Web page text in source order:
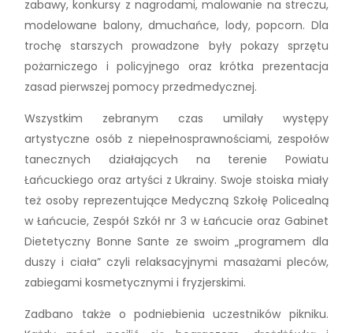
zabawy, konkursy z nagrodami, malowanie na streczu,
modelowane balony, dmuchańce, lody, popcorn. Dla
trochę starszych prowadzone były pokazy sprzętu
pożarniczego i policyjnego oraz krótka prezentacja
zasad pierwszej pomocy przedmedycznej.
Wszystkim zebranym czas umilały występy
artystyczne osób z niepełnosprawnościami, zespołów
tanecznych działających na terenie Powiatu
Łańcuckiego oraz artyści z Ukrainy. Swoje stoiska miały
też osoby reprezentujące Medyczną Szkołę Policealną
w Łańcucie, Zespół Szkół nr 3 w Łańcucie oraz Gabinet
Dietetyczny Bonne Sante ze swoim „programem dla
duszy i ciała” czyli relaksacyjnymi masażami pleców,
zabiegami kosmetycznymi i fryzjerskimi.
Zadbano także o podniebienia uczestników pikniku.